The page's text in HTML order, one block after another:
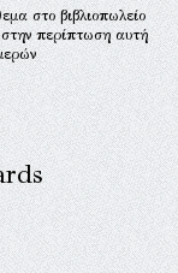
στο βιβλιοπωλείο
περίπτωση αυτή